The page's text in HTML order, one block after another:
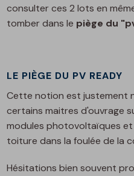
consulter ces 2 lots en
tomber dans le piège du
LE PIÈGE DU PV READY
Cette notion est justement
certains maitres d'ouvrage
modules photovoltaïques
toiture dans la foulée de la
Hésitations bien souvent